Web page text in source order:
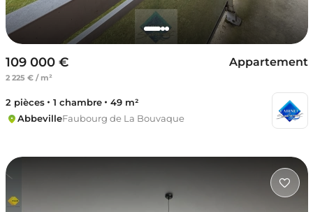
109 000 €
2 225 € / m²
Appartement
2 pièces 1 chambre
49 m²
AbbevilleFaubourg de La Bouvaque